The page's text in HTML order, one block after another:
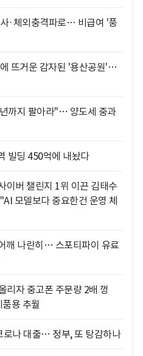
·체외충격파로… 비급여 '풍
뜨거운 감자된 '용산공원'…
까지 팔아라"… 양도세 중과
빌딩 450억에 내놨다
이버 챌린지 1위 이끈 김태수
모델보다 중요한건 운영 체
깨 나란히… 스포티파이 유료
리자 중고폰 주문량 2배 껑
용 추월
로나 대출… 정부, 또 탕감하나